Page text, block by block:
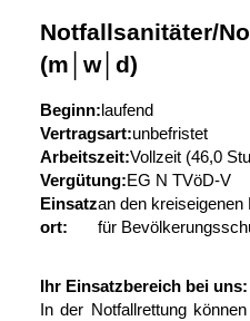
Notfallsanitäter/
(m│w│d)
Beginn:laufend
Vertragsart:unbefristet
Arbeitszeit:Vollzeit (46,0
Vergütung:EG N TVöD-V
Einsatz
ort:
an den
für
Ihr Einsatzbereich bei uns:
In der Notfallrettung